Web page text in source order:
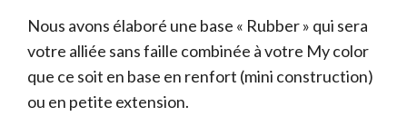
Nous avons élaboré une base « Rubber » qui sera
votre alliée sans faille combinée à votre My color
que ce soit en base en renfort (mini construction)
ou en petite extension.